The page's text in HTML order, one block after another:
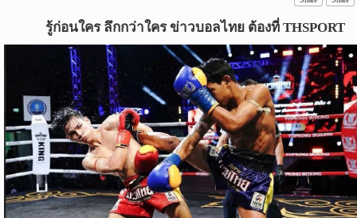
รู้ก่อนใคร ลึกกว่าใคร ข่าวบอลไทย ต้องที่ THSPORT
บอล
ข่าว
ฟุตบอล
ต่าง
ประเทศ
ข่าว